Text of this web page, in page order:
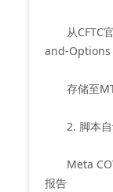
从CFTC官
and-Options
存储至
2. 脚本自
Meta COT
报告